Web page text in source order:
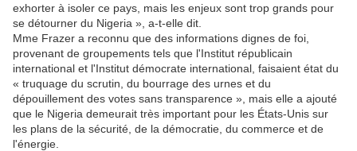
exhorter à isoler ce pays, mais les enjeux sont trop grands pour
se détourner du Nigeria », a-t-elle dit.
Mme Frazer a reconnu que des informations dignes de foi,
provenant de groupements tels que l'Institut républicain
international et l'Institut démocrate international, faisaient état du
« truquage du scrutin, du bourrage des urnes et du
dépouillement des votes sans transparence », mais elle a ajouté
que le Nigeria demeurait très important pour les États-Unis sur
les plans de la sécurité, de la démocratie, du commerce et de
l'énergie.